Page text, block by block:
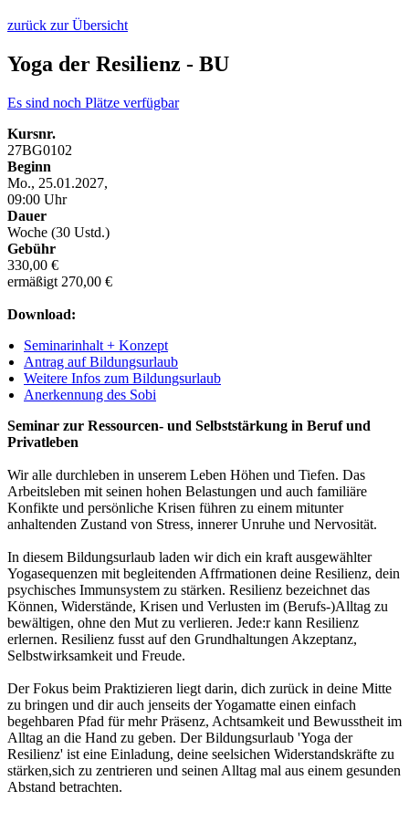
zurück zur Übersicht
Yoga der Resilienz - BU
Es sind noch Plätze verfügbar
Kursnr.
27BG0102
Beginn
Mo., 25.01.2027,
09:00 Uhr
Dauer
Woche (30 Ustd.)
Gebühr
330,00 €
ermäßigt 270,00 €
Download:
Seminarinhalt + Konzept
Antrag auf Bildungsurlaub
Weitere Infos zum Bildungsurlaub
Anerkennung des Sobi
Seminar zur Ressourcen- und Selbststärkung in Beruf und
Privatleben
Wir alle durchleben in unserem Leben Höhen und Tiefen. Das
Arbeitsleben mit seinen hohen Belastungen und auch familiäre
Konfikte und persönliche Krisen führen zu einem mitunter
anhaltenden Zustand von Stress, innerer Unruhe und Nervosität.
In diesem Bildungsurlaub laden wir dich ein kraft ausgewählter
Yogasequenzen mit begleitenden Affrmationen deine Resilienz, dein
psychisches Immunsystem zu stärken. Resilienz bezeichnet das
Können, Widerstände, Krisen und Verlusten im (Berufs-)Alltag zu
bewältigen, ohne den Mut zu verlieren. Jede:r kann Resilienz
erlernen. Resilienz fusst auf den Grundhaltungen Akzeptanz,
Selbstwirksamkeit und Freude.
Der Fokus beim Praktizieren liegt darin, dich zurück in deine Mitte
zu bringen und dir auch jenseits der Yogamatte einen einfach
begehbaren Pfad für mehr Präsenz, Achtsamkeit und Bewusstheit im
Alltag an die Hand zu geben. Der Bildungsurlaub 'Yoga der
Resilienz' ist eine Einladung, deine seelsichen Widerstandskräfte zu
stärken,sich zu zentrieren und seinen Alltag mal aus einem gesunden
Abstand betrachten.